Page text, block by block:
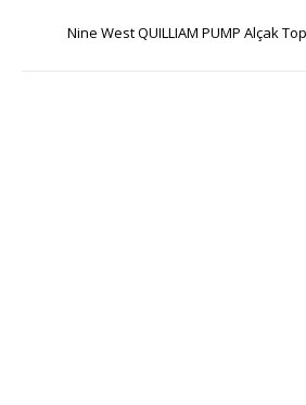
Nine West QUILLIAM PUMP Alçak